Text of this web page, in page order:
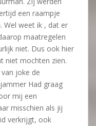
een raampje
Wel weet ik , dat er
maatregelen
niet. Dus ook hier
niet mochten zien.
joke de
Had graag
mij een
misschien als jij
verkrijgt, ook